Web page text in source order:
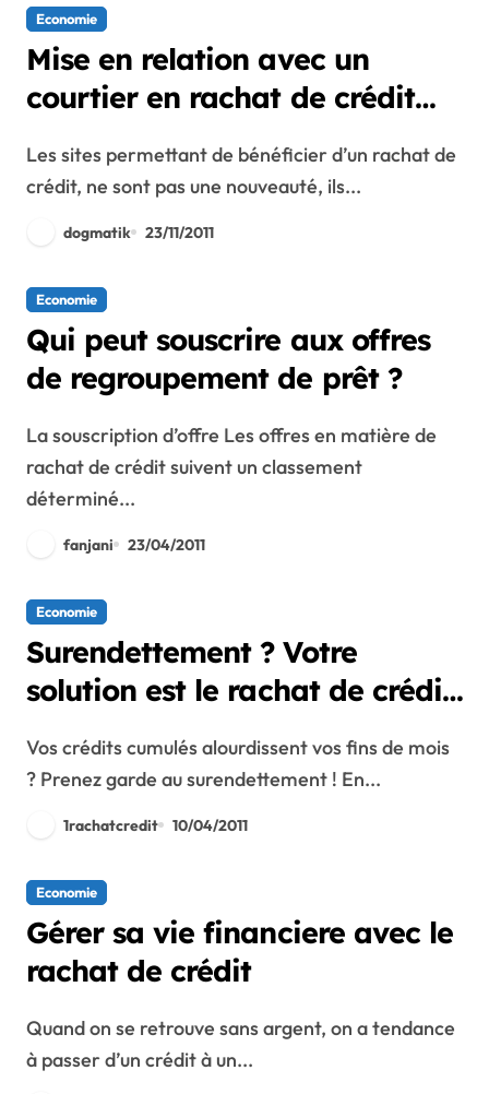
Economie
Mise en relation avec un
courtier en rachat de crédit
Les sites permettant de bénéficier d’un rachat de
crédit, ne sont pas une nouveauté, ils...
dogmatik 23/11/2011
Economie
Qui peut souscrire aux offres
de regroupement de prêt ?
La souscription d’offre Les offres en matière de
rachat de crédit suivent un classement
déterminé...
fanjani 23/04/2011
Economie
Surendettement ? Votre
solution est le rachat de crédit
Vos crédits cumulés alourdissent vos fins de mois
? Prenez garde au surendettement ! En...
1rachatcredit 10/04/2011
Economie
Gérer sa vie financiere avec le
rachat de crédit
Quand on se retrouve sans argent, on a tendance
à passer d’un crédit à un...